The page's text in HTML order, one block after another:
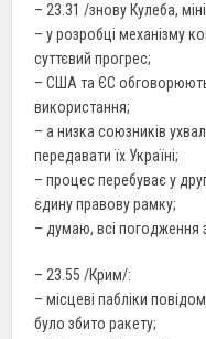
– 23.31 /знову Кулеба,
– у розробці механізму
суттєвий прогрес;
– США та ЄС обговорюють
використання;
– а низка союзників
передавати їх Україні;
– процес перебуває у
єдину правову рамку;
– думаю, всі погодження
– 23.55 /Крим/:
– місцеві пабліки
було збито ракету;